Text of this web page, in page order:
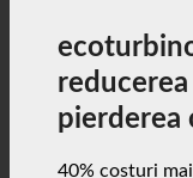
40% costuri
mediului!